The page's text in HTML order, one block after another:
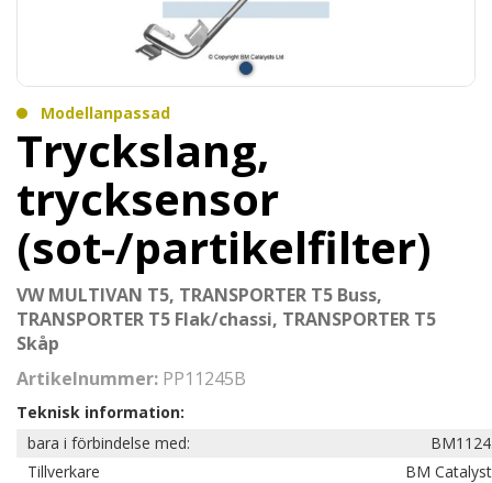
Modellanpassad
Tryckslang,
trycksensor
(sot-/partikelfilter)
VW MULTIVAN T5, TRANSPORTER T5 Buss,
TRANSPORTER T5 Flak/chassi, TRANSPORTER T5
Skåp
Artikelnummer: PP11245B
Teknisk information:
bara i förbindelse med:
Tillverkare
BM